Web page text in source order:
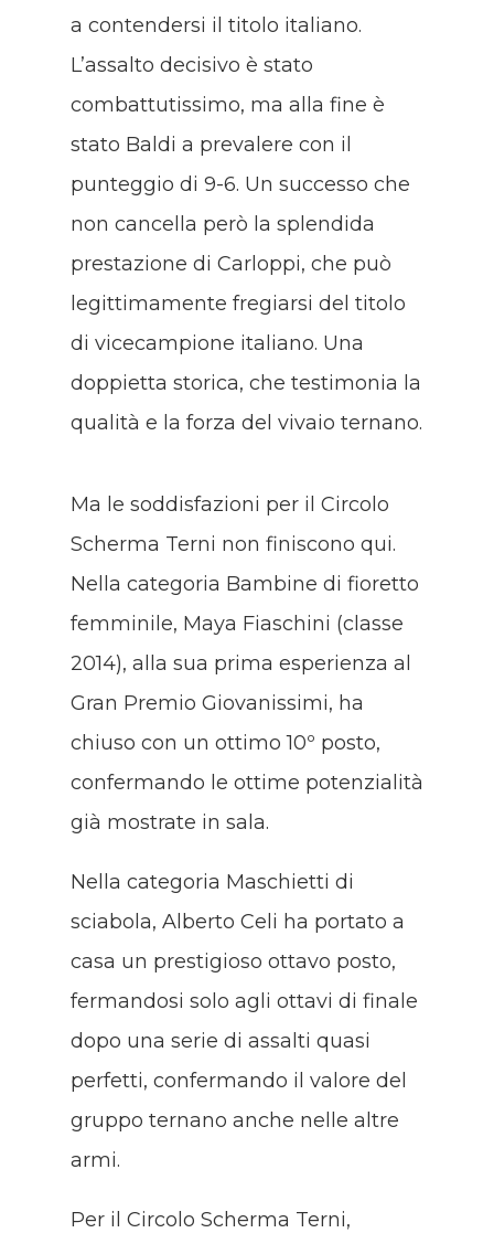
a contendersi il titolo italiano.
L’assalto decisivo è stato
combattutissimo, ma alla fine è
stato Baldi a prevalere con il
punteggio di 9-6. Un successo che
non cancella però la splendida
prestazione di Carloppi, che può
legittimamente fregiarsi del titolo
di vicecampione italiano. Una
doppietta storica, che testimonia la
qualità e la forza del vivaio ternano.
Ma le soddisfazioni per il Circolo
Scherma Terni non finiscono qui.
Nella categoria Bambine di fioretto
femminile, Maya Fiaschini (classe
2014), alla sua prima esperienza al
Gran Premio Giovanissimi, ha
chiuso con un ottimo 10º posto,
confermando le ottime potenzialità
già mostrate in sala.
Nella categoria Maschietti di
sciabola, Alberto Celi ha portato a
casa un prestigioso ottavo posto,
fermandosi solo agli ottavi di finale
dopo una serie di assalti quasi
perfetti, confermando il valore del
gruppo ternano anche nelle altre
armi.
Per il Circolo Scherma Terni,